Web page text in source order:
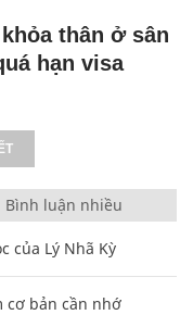
thân ở sân
hạn visa
Bình luận nhiều
của Lý Nhã Kỳ
cơ bản cần nhớ